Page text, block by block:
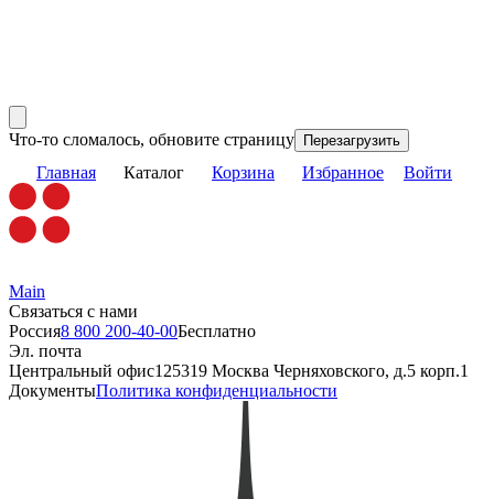
Что-то сломалось, обновите страницу Перезагрузить
Главная Каталог Корзина Избранное Войти
Main
Связаться с нами
Россия8 800 200-40-00Бесплатно
Эл. почта
Центральный офис125319 Москва Черняховского, д.5 корп.1
ДокументыПолитика конфиденциальности